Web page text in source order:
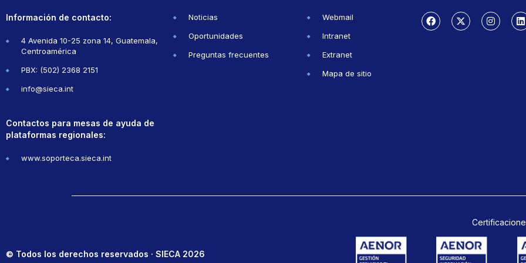
Información de contacto:
4 Avenida 10-25 zona 14, Guatemala,
Centroamérica
PBX: (502) 2368 2151
info@sieca.int
Contactos para mesas de ayuda de
plataformas regionales:
www.soporteca.sieca.int
Noticias
Oportunidades
Preguntas frecuentes
Webmail
Intranet
Extranet
Mapa de sitio
© Todos los derechos reservados · SIECA 2026